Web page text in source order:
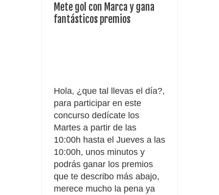
Fuze Tea regala 100 premios al día
Mete gol con Marca y gana
fantásticos premios
Hola, ¿que tal llevas el día?,
para participar en este
concurso dedícate los
Martes a partir de las
10:00h hasta el Jueves a las
10:00h, unos minutos y
podrás ganar los premios
que te describo más abajo,
merece mucho la pena ya